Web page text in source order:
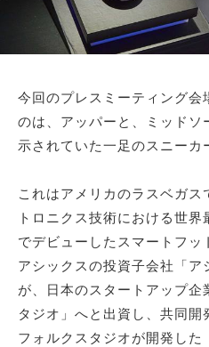
今回のプレスミーティング会
のは、アッパーと、ミッドソ
示されていた一足のスニーカ
これはアメリカのラスベガス
トロニクス技術における世界
でデビューしたスマートフッ
アシックスの投資子会社「ア
が、日本のスタートアップ企
タジオ」へと出資し、共同
フォルクスタジオが開発した